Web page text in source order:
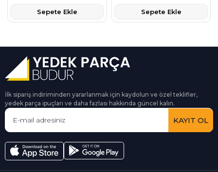
Sepete Ekle Sepete Ekle
İlk sipariş indiriminden yararlanmak için kaydolun ve özel teklifler,
yedek parça ipuçları ve daha fazlası hakkında güncel kalın.
KAYIT OL